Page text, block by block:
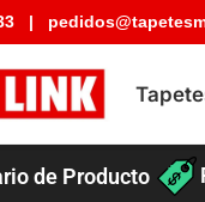
|
de Producto